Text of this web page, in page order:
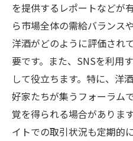
洋酒の背景が高値買取
洋酒の歴史と文
ブランドストーリ
製造過程の独自性
洋酒の背景知識
市場でのブラン
背景が洋酒のプ
を提供するレポートなどが
ら市場全体の需給バランス
洋酒がどのように評価され
要です。また、SNSを利用
して役立ちます。特に、洋
好家たちが集うフォーラム
覚を得られる場合がありま
イトでの取引状況も定期的